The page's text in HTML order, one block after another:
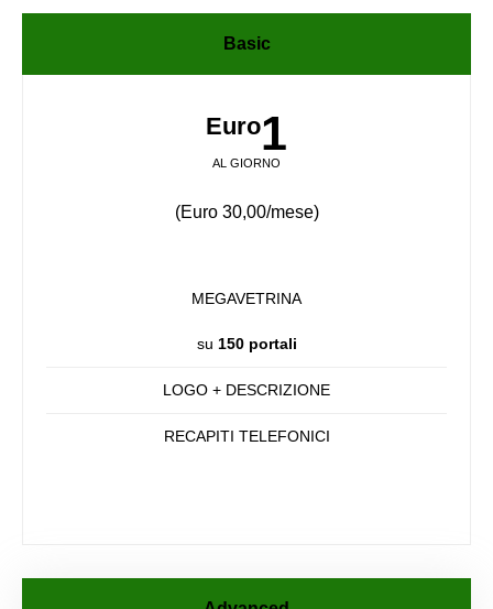
Basic
Euro1
AL GIORNO
(Euro 30,00/mese)
MEGAVETRINA
su 150 portali
LOGO + DESCRIZIONE
RECAPITI TELEFONICI